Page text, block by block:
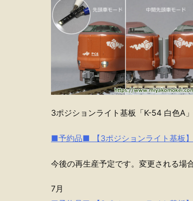
3ポジションライト基板「K-54 白色A」
■予約品■ 【3ポジションライト基板
今後の再生産予定です。変更される場
7月